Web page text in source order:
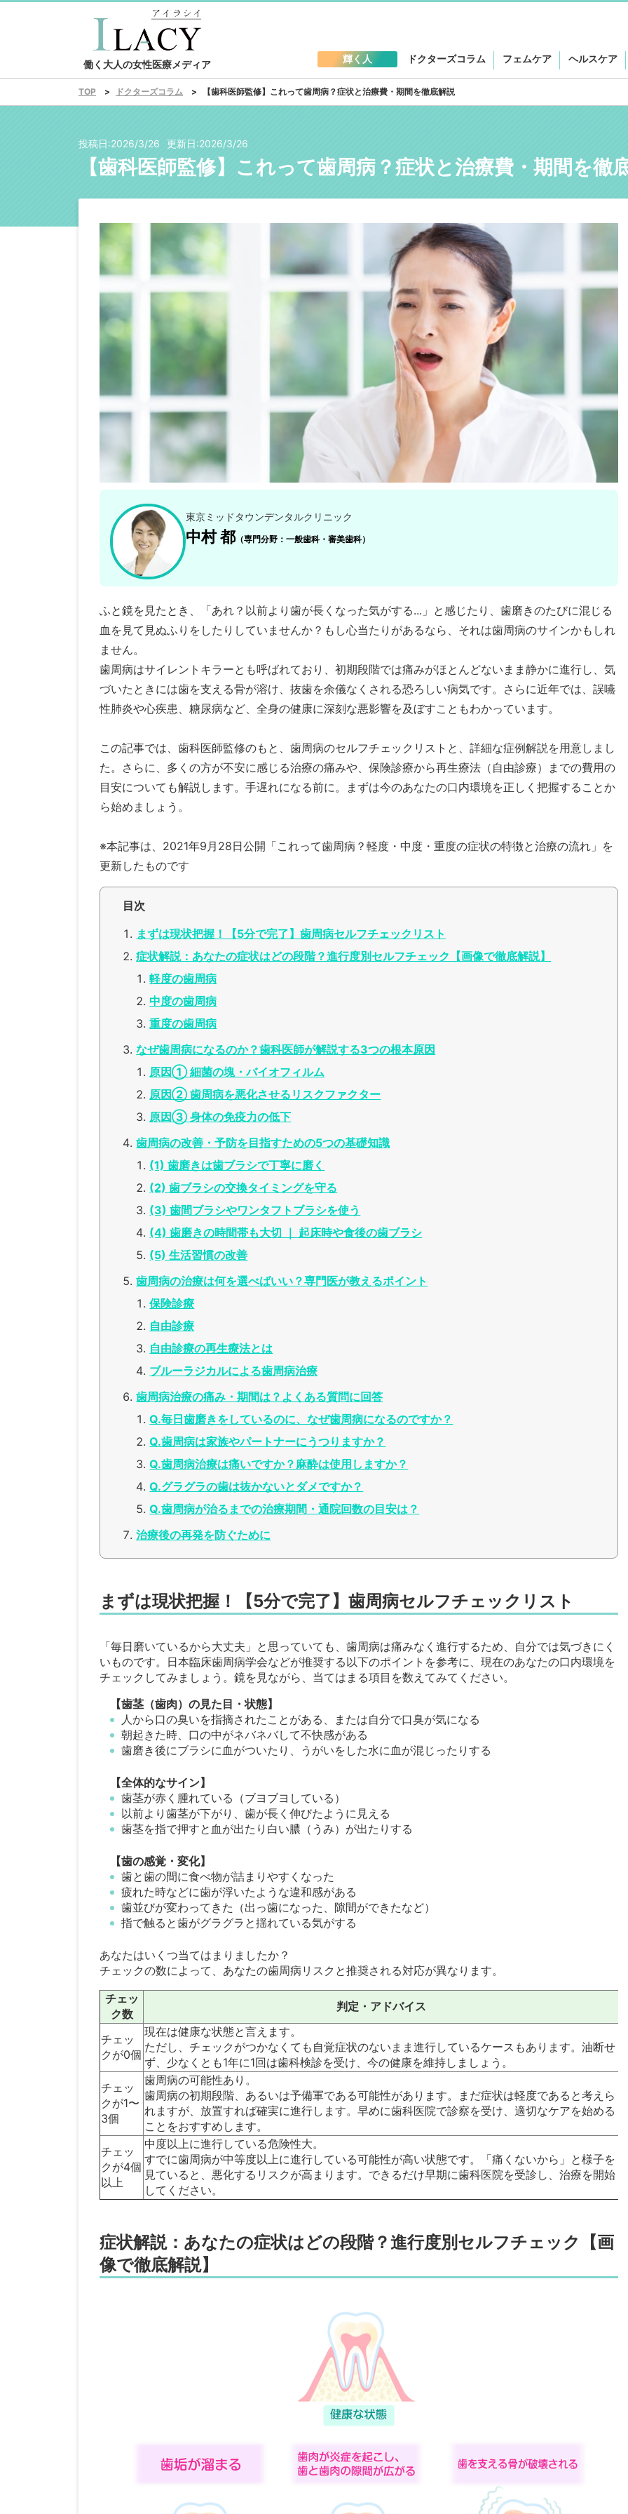
働く大人の女性医療メディア 輝く人 ドクターズコラム フェムケア ヘルスケア
TOP ドクターズコラム 【歯科医師監修】これって歯周病？症状と治療費・期間を徹底解説
投稿日:2026/3/26 更新日:2026/3/26
【歯科医師監修】これって歯周病？症状と治療費・期間を徹
東京ミッドタウンデンタルクリニック
中村 都（専門分野：一般歯科・審美歯科）
ふと鏡を見たとき、「あれ？以前より歯が長くなった気がする...」と感じたり、歯磨きのたびに混じる
血を見て見ぬふりをしたりしていませんか？もし心当たりがあるなら、それは歯周病のサインかもしれ
ません。
歯周病はサイレントキラーとも呼ばれており、初期段階では痛みがほとんどないまま静かに進行し、気
づいたときには歯を支える骨が溶け、抜歯を余儀なくされる恐ろしい病気です。さらに近年では、誤嚥
性肺炎や心疾患、糖尿病など、全身の健康に深刻な悪影響を及ぼすこともわかっています。
この記事では、歯科医師監修のもと、歯周病のセルフチェックリストと、詳細な症例解説を用意しまし
た。さらに、多くの方が不安に感じる治療の痛みや、保険診療から再生療法（自由診療）までの費用の
目安についても解説します。手遅れになる前に。まずは今のあなたの口内環境を正しく把握することか
ら始めましょう。
※本記事は、2021年9月28日公開「これって歯周病？軽度・中度・重度の症状の特徴と治療の流れ」を
更新したものです
目次
まずは現状把握！【5分で完了】歯周病セルフチェックリスト
症状解説：あなたの症状はどの段階？進行度別セルフチェック【画像で徹底解説】
軽度の歯周病
中度の歯周病
重度の歯周病
なぜ歯周病になるのか？歯科医師が解説する3つの根本原因
原因① 細菌の塊・バイオフィルム
原因② 歯周病を悪化させるリスクファクター
原因③ 身体の免疫力の低下
歯周病の改善・予防を目指すための5つの基礎知識
(1) 歯磨きは歯ブラシで丁寧に磨く
(2) 歯ブラシの交換タイミングを守る
(3) 歯間ブラシやワンタフトブラシを使う
(4) 歯磨きの時間帯も大切 ｜ 起床時や食後の歯ブラシ
(5) 生活習慣の改善
歯周病の治療は何を選べばいい？専門医が教えるポイント
保険診療
自由診療
自由診療の再生療法とは
ブルーラジカルによる歯周病治療
歯周病治療の痛み・期間は？よくある質問に回答
Q.毎日歯磨きをしているのに、なぜ歯周病になるのですか？
Q.歯周病は家族やパートナーにうつりますか？
Q.歯周病治療は痛いですか？麻酔は使用しますか？
Q.グラグラの歯は抜かないとダメですか？
Q.歯周病が治るまでの治療期間・通院回数の目安は？
治療後の再発を防ぐために
まずは現状把握！【5分で完了】歯周病セルフチェックリスト
「毎日磨いているから大丈夫」と思っていても、歯周病は痛みなく進行するため、自分では気づきにく
いものです。日本臨床歯周病学会などが推奨する以下のポイントを参考に、現在のあなたの口内環境を
チェックしてみましょう。鏡を見ながら、当てはまる項目を数えてみてください。
【歯茎（歯肉）の見た目・状態】
人から口の臭いを指摘されたことがある、または自分で口臭が気になる
朝起きた時、口の中がネバネバして不快感がある
歯磨き後にブラシに血がついたり、うがいをした水に血が混じったりする
【全体的なサイン】
歯茎が赤く腫れている（ブヨブヨしている）
以前より歯茎が下がり、歯が長く伸びたように見える
歯茎を指で押すと血が出たり白い膿（うみ）が出たりする
【歯の感覚・変化】
歯と歯の間に食べ物が詰まりやすくなった
疲れた時などに歯が浮いたような違和感がある
歯並びが変わってきた（出っ歯になった、隙間ができたなど）
指で触ると歯がグラグラと揺れている気がする
あなたはいくつ当てはまりましたか？
チェックの数によって、あなたの歯周病リスクと推奨される対応が異なります。
チェッ
ク数
判定・アドバイス
チェッ
クが0個
現在は健康な状態と言えます。
ただし、チェックがつかなくても自覚症状のないまま進行しているケースもあります。油断せ
ず、少なくとも1年に1回は歯科検診を受け、今の健康を維持しましょう。
チェッ
クが1〜
3個
歯周病の可能性あり。
歯周病の初期段階、あるいは予備軍である可能性があります。まだ症状は軽度であると考えら
れますが、放置すれば確実に進行します。早めに歯科医院で診察を受け、適切なケアを始める
ことをおすすめします。
チェッ
クが4個
以上
中度以上に進行している危険性大。
すでに歯周病が中等度以上に進行している可能性が高い状態です。「痛くないから」と様子を
見ていると、悪化するリスクが高まります。できるだけ早期に歯科医院を受診し、治療を開始
してください。
症状解説：あなたの症状はどの段階？進行度別セルフチェック【画
像で徹底解説】